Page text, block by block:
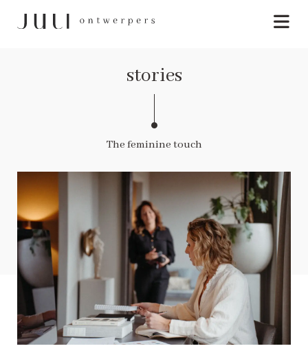
stories
The feminine touch